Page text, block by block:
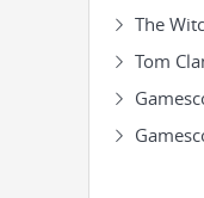
The
Tom